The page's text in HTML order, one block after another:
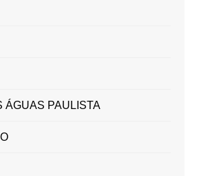
ÁGUAS PAULISTA